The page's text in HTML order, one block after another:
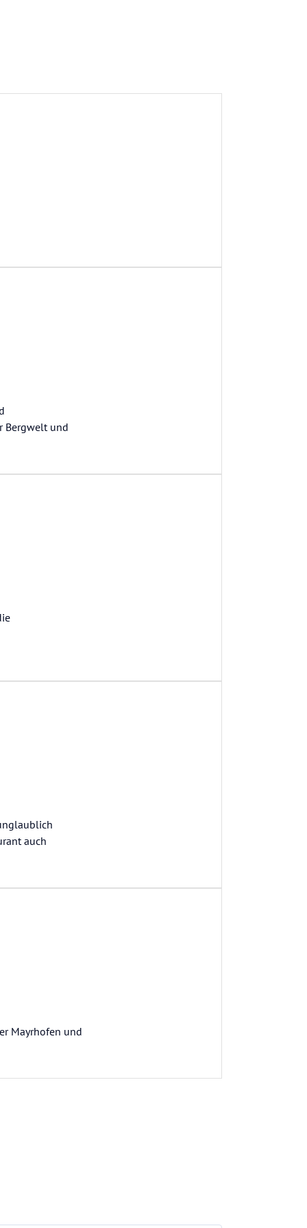
Bergwelt und
auch
Mayrhofen und